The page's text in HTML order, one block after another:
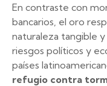
En contraste con
bancarios, el oro
naturaleza tangible y
riesgos políticos y
países
refugio contra